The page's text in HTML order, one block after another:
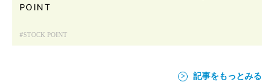
POINT
STOCK POINT
記事をもっとみる